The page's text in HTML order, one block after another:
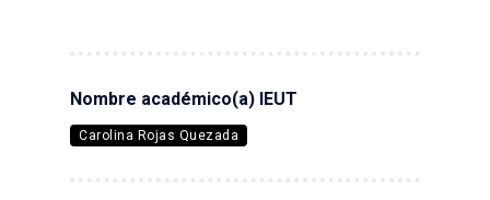
Nombre académico(a) IEUT
Carolina Rojas Quezada